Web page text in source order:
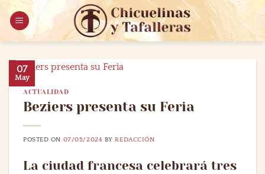
Saltar
contenido
07
May
ACTUALIDAD
Beziers presenta su Feria
POSTED ON 07/05/2024 BYREDACCIÓN
La ciudad francesa celebrará tres